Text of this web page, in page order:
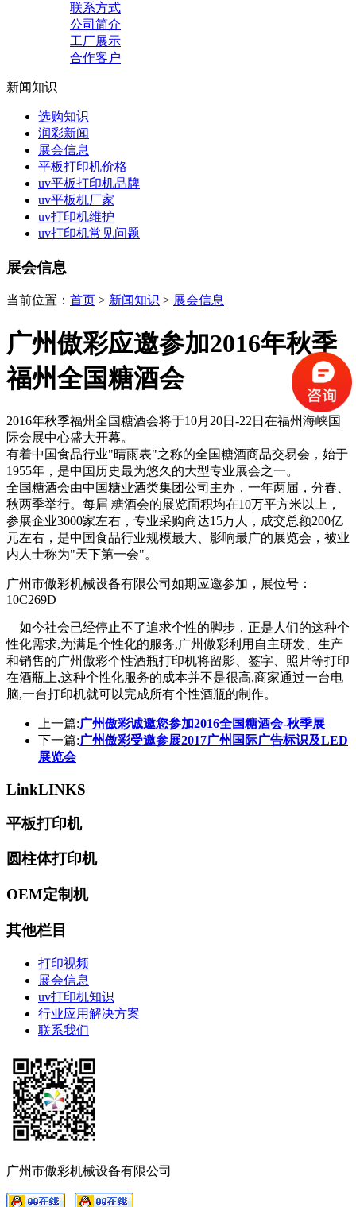
联系方式
公司简介
工厂展示
合作客户
新闻知识
选购知识
润彩新闻
展会信息
平板打印机价格
uv平板打印机品牌
uv平板机厂家
uv打印机维护
uv打印机常见问题
展会信息
当前位置： 首页 > 新闻知识 > 展会信息
广州傲彩应邀参加2016年秋季
福州全国糖酒会
2016年秋季福州全国糖酒会将于10月20日-22日在福州海峡国
际会展中心盛大开幕。
有着中国食品行业"晴雨表"之称的全国糖酒商品交易会，始于
1955年，是中国历史最为悠久的大型专业展会之一。
全国糖酒会由中国糖业酒类集团公司主办，一年两届，分春、
秋两季举行。每届 糖酒会的展览面积均在10万平方米以上，
参展企业3000家左右，专业采购商达15万人，成交总额200亿
元左右，是中国食品行业规模最大、影响最广的展览会，被业
内人士称为"天下第一会"。
广州市傲彩机械设备有限公司如期应邀参加，展位号：
10C269D
如今社会已经停止不了追求个性的脚步，正是人们的这种个
性化需求,为满足个性化的服务,广州傲彩利用自主研发、生产
和销售的广州傲彩个性酒瓶打印机将留影、签字、照片等打印
在酒瓶上,这种个性化服务的成本并不是很高,商家通过一台电
脑,一台打印机就可以完成所有个性酒瓶的制作。
上一篇:广州傲彩诚邀您参加2016全国糖酒会-秋季展
下一篇:广州傲彩受邀参展2017广州国际广告标识及LED
展览会
LinkLINKS
平板打印机
圆柱体打印机
OEM定制机
其他栏目
打印视频
展会信息
uv打印机知识
行业应用解决方案
联系我们
广州市傲彩机械设备有限公司